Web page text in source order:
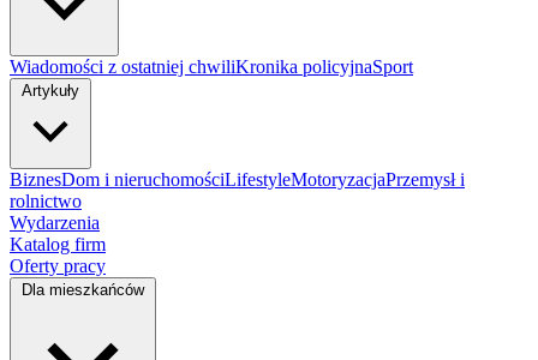
Wiadomości z ostatniej chwiliKronika policyjnaSport
Artykuły
BiznesDom i nieruchomościLifestyleMotoryzacjaPrzemysł i
rolnictwo
Wydarzenia
Katalog firm
Oferty pracy
Dla mieszkańców